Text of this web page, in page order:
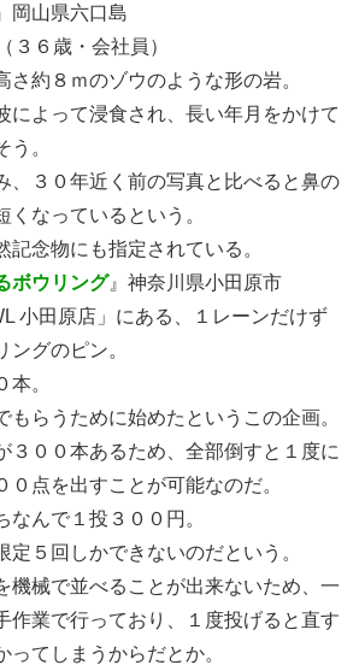
岡山県六口島
６歳・会社員）
さ約８ｍのゾウのような形の岩。
によって浸食され、長い年月をかけて
。
、３０年近く前の写真と比べると鼻の
くなっているという。
記念物にも指定されている。
ボウリング』神奈川県小田原市
小田原店」にある、１レーンだけず
ングのピン。
本。
もらうために始めたというこの企画。
３００本あるため、全部倒すと１度に
０点を出すことが可能なのだ。
なんで１投３００円。
定５回しかできないのだという。
機械で並べることが出来ないため、一
作業で行っており、１度投げると直す
ってしまうからだとか。